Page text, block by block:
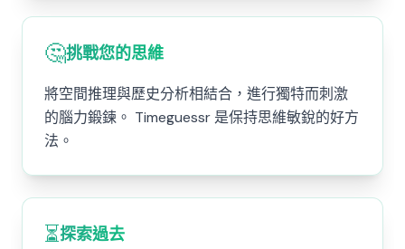
🤔挑戰您的思維
將空間推理與歷史分析相結合，進行獨特而刺激
的腦力鍛鍊。 Timeguessr 是保持思維敏銳的好方
法。
⏳探索過去